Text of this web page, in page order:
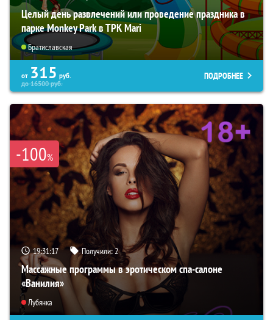
Целый день развлечений или проведение праздника в
парке Monkey Park в ТРК Mari
Братиславская
от 315 руб.
до16500руб.
ПОДРОБНЕЕ
-100%
19:31:16 Получили:2
Массажные программы в эротическом спа-салоне
«Ванилия»
Лубянка